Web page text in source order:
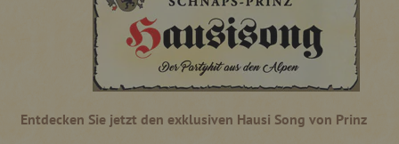
Entdecken Sie jetzt den exklusiven Hausi Song von Prinz